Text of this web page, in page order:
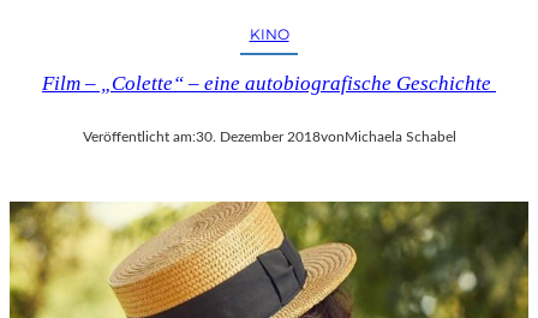
KINO
Film – „Colette“ – eine autobiografische Geschichte
Veröffentlicht am:30. Dezember 2018vonMichaela Schabel